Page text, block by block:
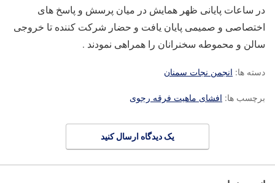
در ساعات پایانی ظهر همایش در میان پرسش و پاسخ های
اختصاصی و صمیمی پایان یافت و حضار شرکت کننده تا خروجی
سالن و محموطه سخنرانان را همراهی نمودند .
دسته ها: انجمن نجات سمنان
برچسب ها: افشای ماهیت فرقه رجوی
یک دیدگاه ارسال کنید